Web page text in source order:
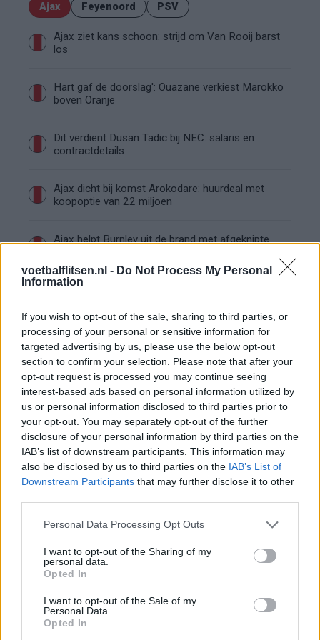
voetbalflitsen.nl - Do Not Process My Personal
Information
If you wish to opt-out of the sale, sharing to third parties, or
processing of your personal or sensitive information for
targeted advertising by us, please use the below opt-out
section to confirm your selection. Please note that after your
opt-out request is processed you may continue seeing
interest-based ads based on personal information utilized by
us or personal information disclosed to third parties prior to
your opt-out. You may separately opt-out of the further
disclosure of your personal information by third parties on the
IAB’s list of downstream participants. This information may
also be disclosed by us to third parties on the IAB’s List of
Downstream Participants that may further disclose it to other
Personal Data Processing Opt Outs
I want to opt-out of the Sharing of my
personal data.
Opted In
I want to opt-out of the Sale of my
Personal Data.
Opted In
Ajax Feyenoord PSV
Ajax ziet kans schoon: strijd om Van Rooij barst
los
Hart gaf de doorslag': Ouazane verkiest Marokko
boven Oranje
Dit verdient Dusan Tadic bij NEC: salaris en
contractdetails
Ajax dicht bij komst Arokodare: huurdeal met
koopoptie van 22 miljoen
Ajax helpt Burnley uit de brand met afgeknipte
Hakim Ziyech verhuurt opnieuw luxe
Marcos Leonardo laat eerste indruk achter bij
Ajax: 'Hier gaan fans van genieten'
Resterend oefenprogramma Ajax: waar zijn de
duels te zien
Ajax groeit onder Míchel, maar transfermarkt
blijft cruciaal
geschiedenis
de basis bij FC Barcelona
Ouazane met Lionel Messi